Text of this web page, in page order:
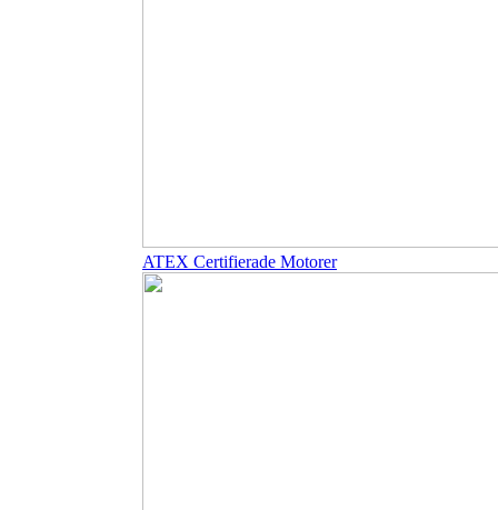
ATEX Certifierade Motorer